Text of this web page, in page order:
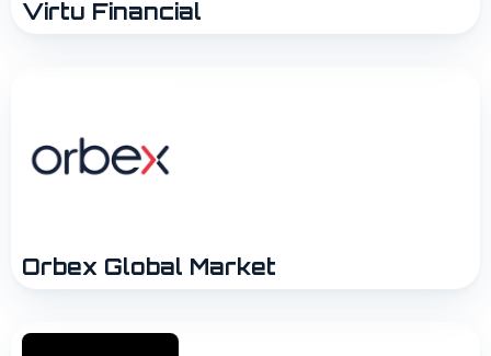
Virtu Financial
Orbex Global Market